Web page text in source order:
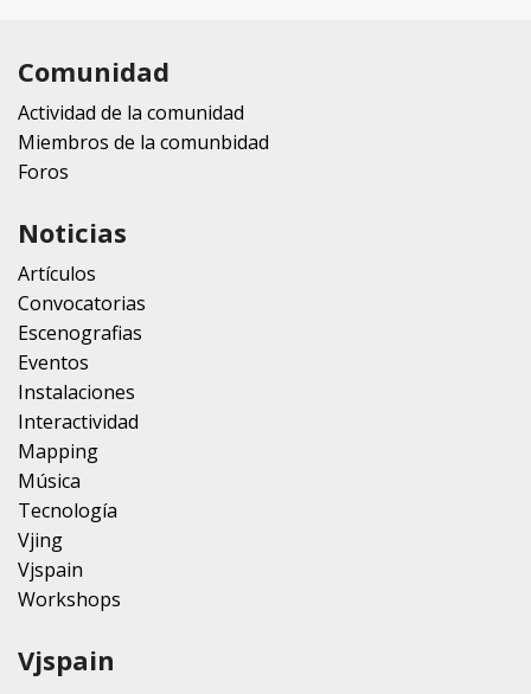
Comunidad
Actividad de la comunidad
Miembros de la comunbidad
Foros
Noticias
Artículos
Convocatorias
Escenografias
Eventos
Instalaciones
Interactividad
Mapping
Música
Tecnología
Vjing
Vjspain
Workshops
Vjspain